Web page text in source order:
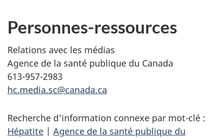
Personnes-ressources
Relations avec les médias
Agence de la santé publique du Canada
613-957-2983
hc.media.sc@canada.ca
Recherche d'information connexe par mot-clé :
Hépatite | Agence de la santé publique du